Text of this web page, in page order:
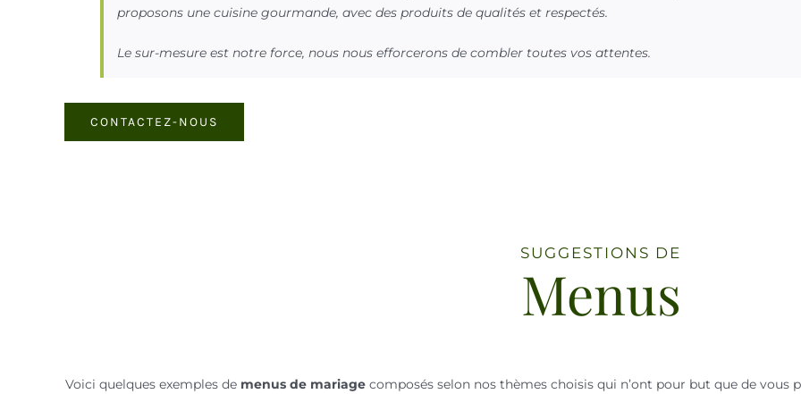
proposons une cuisine gourmande, avec des produits de qualités et respectés.
Le sur-mesure est notre force, nous nous efforcerons de combler toutes vos attentes.
CONTACTEZ-NOUS
SUGGESTIONS DE
Menus
Voici quelques exemples de menus de mariagecomposés selon nos thèmes choisis qui n’ont pour but que de